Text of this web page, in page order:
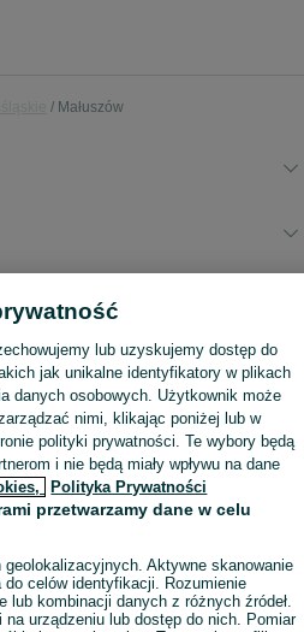
Małuszów
lub uzyskujemy dostęp do
jak unikalne identyfikatory w plikach
danych osobowych. Użytkownik może
nimi, klikając poniżej lub w
polityki prywatności. Te wybory będą
i nie będą miały wpływu na dane
Polityka Prywatności
przetwarzamy dane w celu
geolokalizacyjnych. Aktywne skanowanie
celów identyfikacji. Rozumienie
lub kombinacji danych z różnych źródeł.
na urządzeniu lub dostęp do nich. Pomiar